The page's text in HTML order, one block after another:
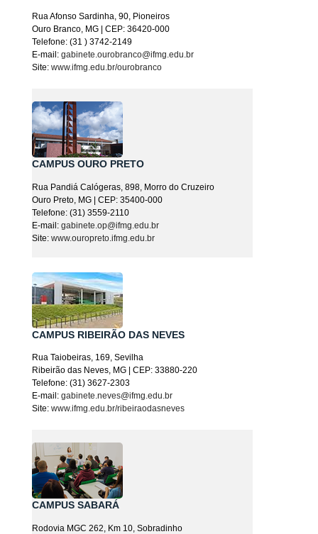
Rua Afonso Sardinha, 90, Pioneiros
Ouro Branco, MG | CEP: 36420-000
Telefone: (31 ) 3742-2149
E-mail: gabinete.ourobranco@ifmg.edu.br
Site: www.ifmg.edu.br/ourobranco
CAMPUS OURO PRETO
Rua Pandiá Calógeras, 898, Morro do Cruzeiro
Ouro Preto, MG | CEP: 35400-000
Telefone: (31) 3559-2110
E-mail: gabinete.op@ifmg.edu.br
Site: www.ouropreto.ifmg.edu.br
CAMPUS RIBEIRÃO DAS NEVES
Rua Taiobeiras, 169, Sevilha
Ribeirão das Neves, MG | CEP: 33880-220
Telefone: (31) 3627-2303
E-mail: gabinete.neves@ifmg.edu.br
Site: www.ifmg.edu.br/ribeiraodasneves
CAMPUS SABARÁ
Rodovia MGC 262, Km 10, Sobradinho